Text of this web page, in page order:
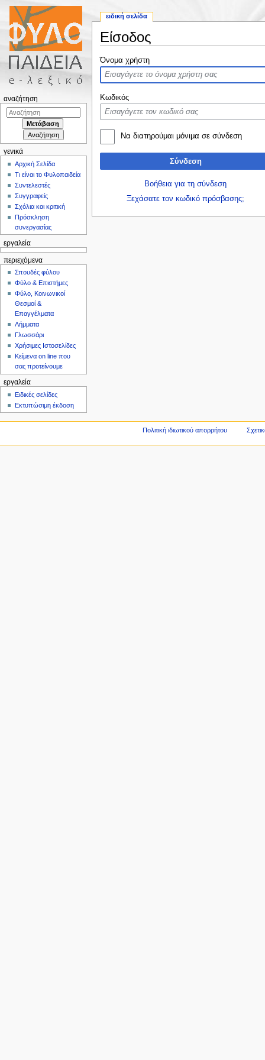
Είσοδος
Όνομα χρήστη
Κωδικός
Να διατηρούμαι μόνιμα σε σύνδεση
Σύνδεση
Βοήθεια για τη σύνδεση
Ξεχάσατε τον κωδικό πρόσβασης;
ειδική σελίδα
αναζήτηση
γενικά
Αρχική Σελίδα
Τι είναι το Φυλοπαιδεία
Συντελεστές
Συγγραφείς
Σχόλια και κριτική
Πρόσκληση
συνεργασίας
εργαλεία
περιεχόμενα
Σπουδές φύλου
Φύλο & Επιστήμες
Φύλο, Κοινωνικοί
Θεσμοί &
Επαγγέλματα
Λήμματα
Γλωσσάρι
Χρήσιμες Ιστοσελίδες
Κείμενα on line που
σας προτείνουμε
εργαλεία
Ειδικές σελίδες
Εκτυπώσιμη έκδοση
Πολιτική ιδιωτικού απορρήτου